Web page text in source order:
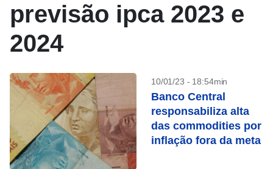
previsão ipca 2023 e
2024
10/01/23 - 18:54min
Banco Central
responsabiliza alta
das commodities por
inflação fora da meta